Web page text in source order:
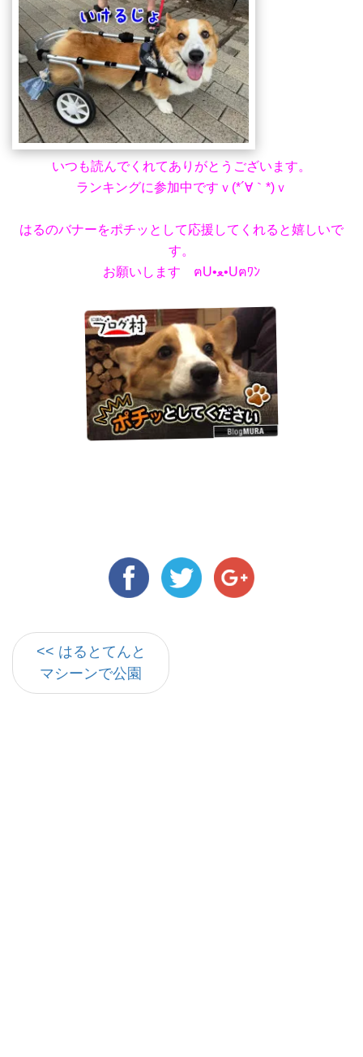
いつも読んでくれてありがとうございます。
ランキングに参加中ですｖ(*´∀｀*)ｖ
はるのバナーをポチッとして応援してくれると嬉しいで
す。
お願いします ฅU•ﻌ•Uฅﾜﾝ
<< はるとてんと
マシーンで公園